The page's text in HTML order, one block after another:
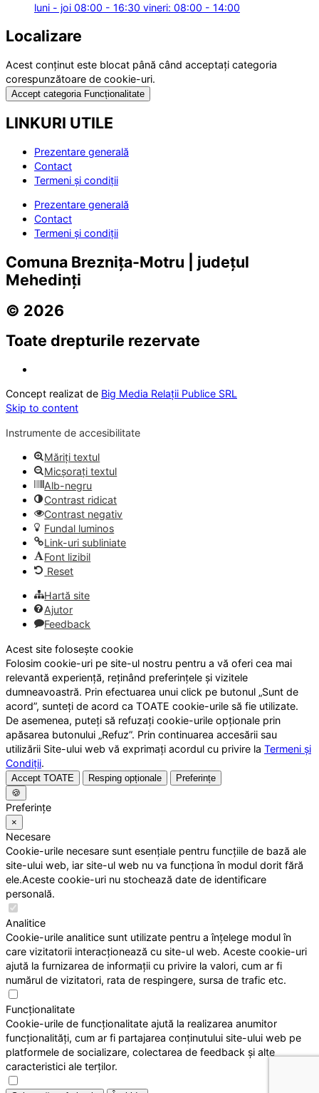
luni - joi 08:00 - 16:30 vineri: 08:00 - 14:00
Localizare
Acest conținut este blocat până când acceptați categoria
corespunzătoare de cookie-uri.
Accept categoria Funcționalitate
LINKURI UTILE
Prezentare generală
Contact
Termeni și condiții
Prezentare generală
Contact
Termeni și condiții
Comuna Breznița-Motru | județul
Mehedinți
© 2026
Toate drepturile rezervate
Concept realizat de Big Media Relații Publice SRL
Skip to content
Instrumente de accesibilitate
Măriți textul
Micșorați textul
Alb-negru
Contrast ridicat
Contrast negativ
Fundal luminos
Link-uri subliniate
Font lizibil
Reset
Hartă site
Ajutor
Feedback
Acest site folosește cookie
Folosim cookie-uri pe site-ul nostru pentru a vă oferi cea mai
relevantă experiență, reținând preferințele și vizitele
dumneavoastră. Prin efectuarea unui click pe butonul „Sunt de
acord”, sunteți de acord ca TOATE cookie-urile să fie utilizate.
De asemenea, puteți să refuzați cookie-urile opționale prin
apăsarea butonului „Refuz”. Prin continuarea accesării sau
utilizării Site-ului web vă exprimați acordul cu privire la Termeni și
Condiții.
Accept TOATE Resping opționale
Preferințe
🍪
Preferințe
×
Necesare
Cookie-urile necesare sunt esențiale pentru funcțiile de bază ale
site-ului web, iar site-ul web nu va funcționa în modul dorit fără
ele.Aceste cookie-uri nu stochează date de identificare
personală.
Analitice
Cookie-urile analitice sunt utilizate pentru a înțelege modul în
care vizitatorii interacționează cu site-ul web. Aceste cookie-uri
ajută la furnizarea de informații cu privire la valori, cum ar fi
numărul de vizitatori, rata de respingere, sursa de trafic etc.
Funcționalitate
Cookie-urile de funcționalitate ajută la realizarea anumitor
funcționalități, cum ar fi partajarea conținutului site-ului web pe
platformele de socializare, colectarea de feedback și alte
caracteristici ale terților.